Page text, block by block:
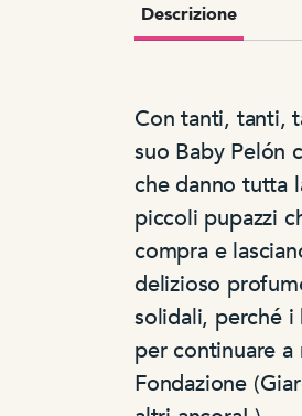
Descrizione
Con tanti, tanti,
suo Baby Pelón
che danno tutta
piccoli pupazzi
compra e
delizioso
solidali, perché i
per continuare
Fondazione (